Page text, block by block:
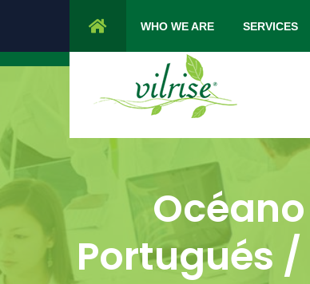
1 Cypress Lane Sparta 07871 NJ.
WHO WE ARE SERVICES
Portugués